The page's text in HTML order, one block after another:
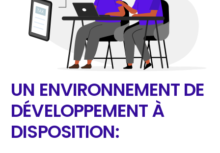
UN ENVIRONNEMENT DE
DÉVELOPPEMENT À
DISPOSITION: